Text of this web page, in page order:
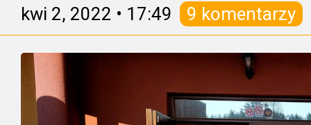
kwi 2, 2022 • 17:49 9 komentarzy